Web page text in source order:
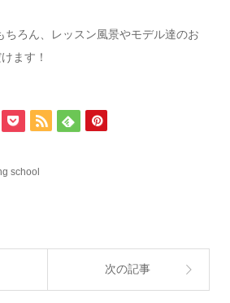
ちろん、レッスン風景やモデル達のお
ます！
school
次の記事